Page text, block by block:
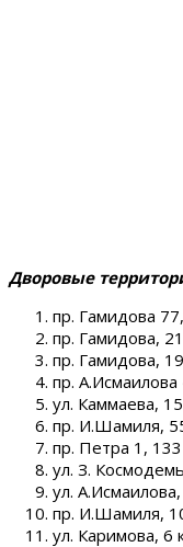
Дворовые
пр. Гамидова
пр. Гамидова,
пр. Гамидова,
пр. А.Исмаилова
ул. Каммаева,
пр. И.Шамиля,
пр. Петра 1,
ул. З.
ул.
пр. И.Шамиля,
ул. Каримова, 6